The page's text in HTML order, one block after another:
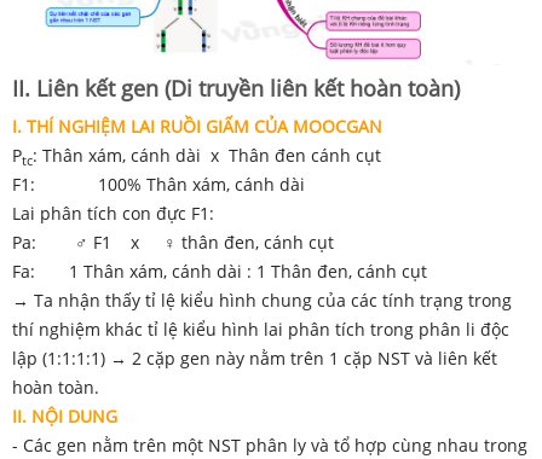
II. Liên kết gen (Di truyền liên kết hoàn toàn)
I. THÍ NGHIỆM LAI RUỒI GIẤM CỦA MOOCGAN
Ptc: Thân xám, cánh dài x Thân đen cánh cụt
F1: 100% Thân xám, cánh dài
Lai phân tích con đực F1:
Pa: ♂ F1 x ♀ thân đen, cánh cụt
Fa: 1 Thân xám, cánh dài : 1 Thân đen, cánh cụt
→ Ta nhận thấy tỉ lệ kiểu hình chung của các tính trạng trong
thí nghiệm khác tỉ lệ kiểu hình lai phân tích trong phân li độc
lập (1:1:1:1) → 2 cặp gen này nằm trên 1 cặp NST và liên kết
hoàn toàn.
II. NỘI DUNG
- Các gen nằm trên một NST phân ly và tổ hợp cùng nhau trong